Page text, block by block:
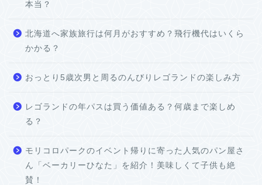
本当？
北海道へ家族旅行は何月がおすすめ？飛行機代はいくら
かかる？
おっとり5歳次男と周るのんびりレゴランドの楽しみ方
レゴランドの年パスは買う価値ある？何歳まで楽しめ
る？
モリコロパークのイベント帰りに寄った人気のパン屋さ
ん「ベーカリーひなた」を紹介！美味しくて子供も絶
賛！